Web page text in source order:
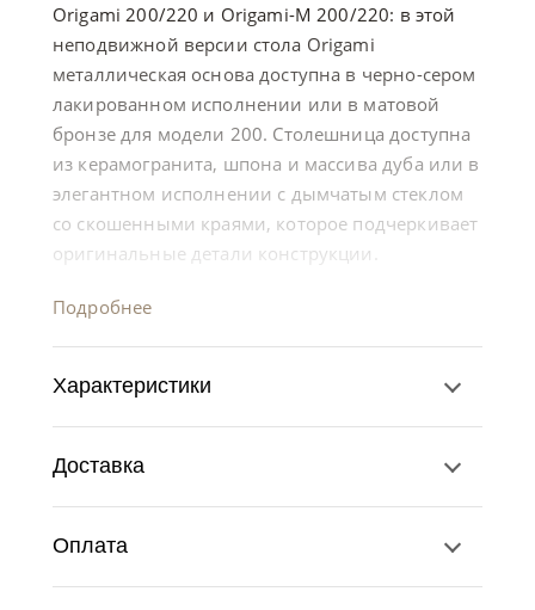
Origami 200/220 и Origami-M 200/220: в этой
неподвижной версии стола Origami
металлическая основа доступна в черно-сером
лакированном исполнении или в матовой
бронзе для модели 200. Столешница доступна
из керамогранита, шпона и массива дуба или в
элегантном исполнении с дымчатым стеклом
со скошенными краями, которое подчеркивает
оригинальные детали конструкции.
Подробнее
Характеристики
Доставка
Оплата